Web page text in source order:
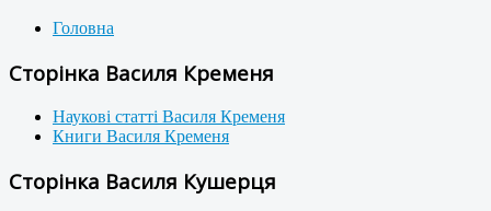
Головна
Сторінка Василя Кременя
Наукові статті Василя Кременя
Книги Василя Кременя
Сторінка Василя Кушерця